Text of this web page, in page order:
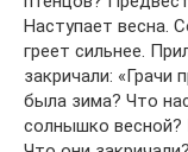
Наступает весна.
греет сильнее.
закричали: «Грачи
была зима? Что
солнышко весной?